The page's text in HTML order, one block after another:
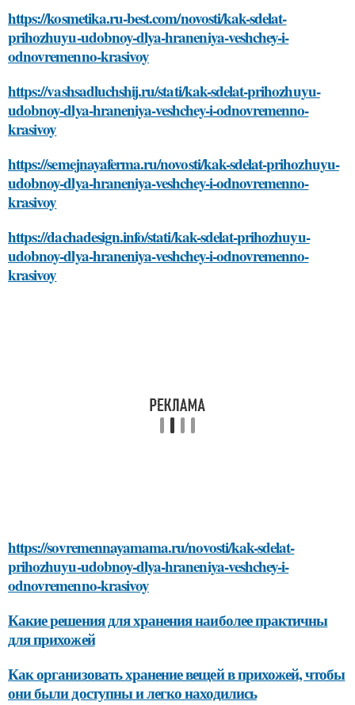
https://kosmetika.ru-best.com/novosti/kak-sdelat-
prihozhuyu-udobnoy-dlya-hraneniya-veshchey-i-
odnovremenno-krasivoy
https://vashsadluchshij.ru/stati/kak-sdelat-prihozhuyu-
udobnoy-dlya-hraneniya-veshchey-i-odnovremenno-
krasivoy
https://semejnayaferma.ru/novosti/kak-sdelat-prihozhuyu-
udobnoy-dlya-hraneniya-veshchey-i-odnovremenno-
krasivoy
https://dachadesign.info/stati/kak-sdelat-prihozhuyu-
udobnoy-dlya-hraneniya-veshchey-i-odnovremenno-
krasivoy
https://sovremennayamama.ru/novosti/kak-sdelat-
prihozhuyu-udobnoy-dlya-hraneniya-veshchey-i-
odnovremenno-krasivoy
Какие решения для хранения наиболее практичны
для прихожей
Как организовать хранение вещей в прихожей, чтобы
они были доступны и легко находились